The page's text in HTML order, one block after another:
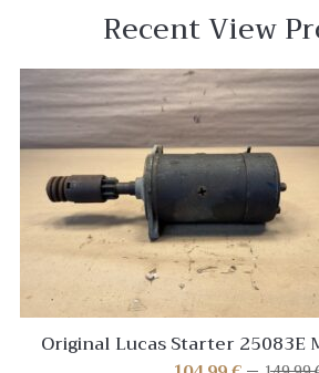
Recent View
Original Lucas Starter 25083E
10/62 Classic British Cars